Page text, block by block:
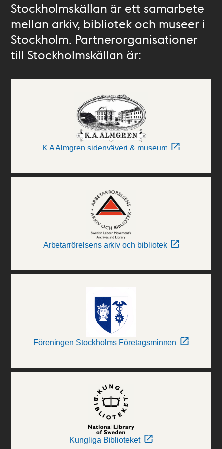
Stockholmskällan är ett samarbete
mellan arkiv, bibliotek och museer i
Stockholm. Partnerorganisationer
till Stockholmskällan är:
K A Almgren sidenväveri & museum
Arbetarrörelsens arkiv och bibliotek
Föreningen Stockholms Företagsminnen
Kungliga Biblioteket